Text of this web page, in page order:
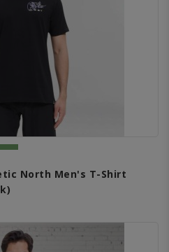
North Men's T-Shirt